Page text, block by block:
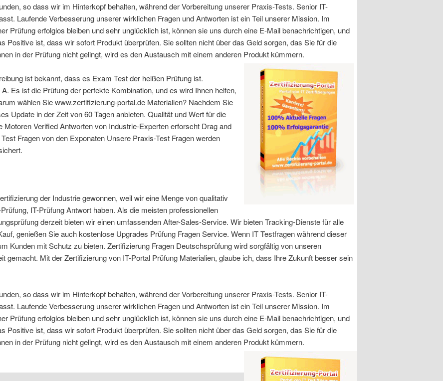
so dass wir im Hinterkopf behalten, während der Vorbereitung unserer Praxis-Tests. Senior IT-
Laufende Verbesserung unserer wirklichen Fragen und Antworten ist ein Teil unserer Mission. Im
Prüfung erfolglos bleiben und sehr unglücklich ist, können sie uns durch eine E-Mail benachrichtigen, und
Positive ist, dass wir sofort Produkt überprüfen. Sie sollten nicht über das Geld sorgen, das Sie für die
in der Prüfung nicht gelingt, wird es den Austausch mit einem anderen Produkt kümmern.
ist bekannt, dass es Exam Test der heißen Prüfung ist.
Es ist die Prüfung der perfekte Kombination, und es wird Ihnen helfen,
wählen Sie www.zertifizierung-portal.de Materialien? Nachdem Sie
Update in der Zeit von 60 Tagen anbieten. Qualität und Wert für die
Verified Antworten von Industrie-Experten erforscht Drag and
Fragen von den Exponaten Unsere Praxis-Test Fragen werden
der Industrie gewonnen, weil wir eine Menge von qualitativ
IT-Prüfung Antwort haben. Als die meisten professionellen
derzeit bieten wir einen umfassenden After-Sales-Service. Wir bieten Tracking-Dienste für alle
genießen Sie auch kostenlose Upgrades Prüfung Fragen Service. Wenn IT Testfragen während dieser
Kunden mit Schutz zu bieten. Zertifizierung Fragen Deutschsprüfung wird sorgfältig von unseren
gemacht. Mit der Zertifizierung von IT-Portal Prüfung Materialien, glaube ich, dass Ihre Zukunft besser sein
so dass wir im Hinterkopf behalten, während der Vorbereitung unserer Praxis-Tests. Senior IT-
Laufende Verbesserung unserer wirklichen Fragen und Antworten ist ein Teil unserer Mission. Im
Prüfung erfolglos bleiben und sehr unglücklich ist, können sie uns durch eine E-Mail benachrichtigen, und
Positive ist, dass wir sofort Produkt überprüfen. Sie sollten nicht über das Geld sorgen, das Sie für die
in der Prüfung nicht gelingt, wird es den Austausch mit einem anderen Produkt kümmern.